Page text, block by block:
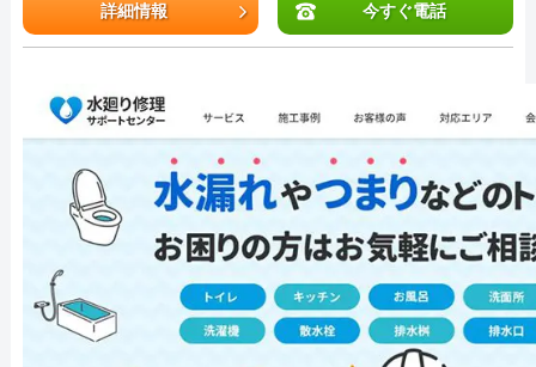
詳細情報 今すぐ電話